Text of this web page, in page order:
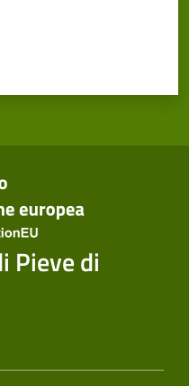
Pieve di